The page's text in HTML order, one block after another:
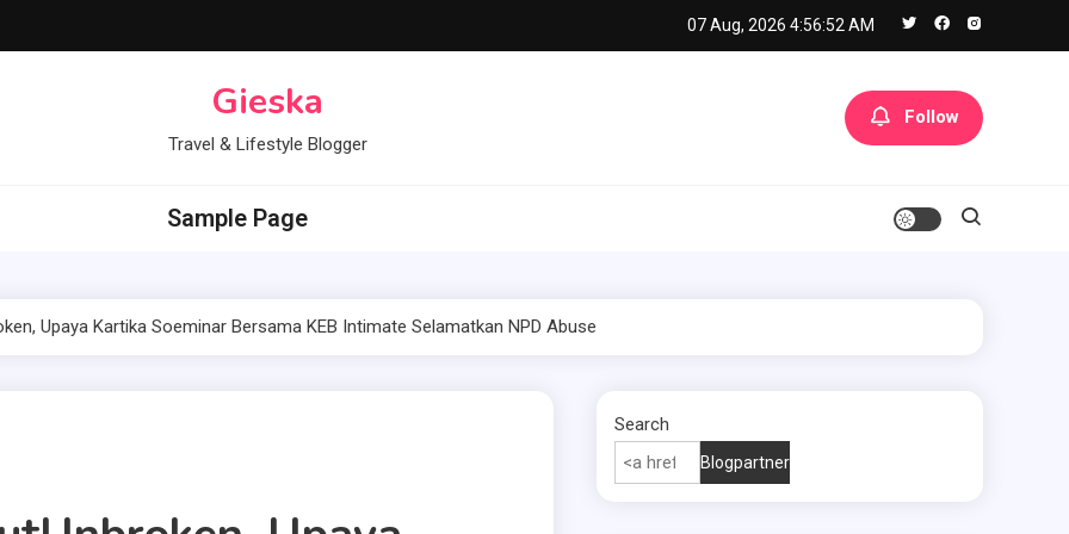
07 Aug, 2026 4:56:53 AM
Gieska
Travel & Lifestyle Blogger
Follow
Sample Page
Upaya Kartika Soeminar Bersama KEB Intimate Selamatkan NPD Abuse
Search
Blogpartner